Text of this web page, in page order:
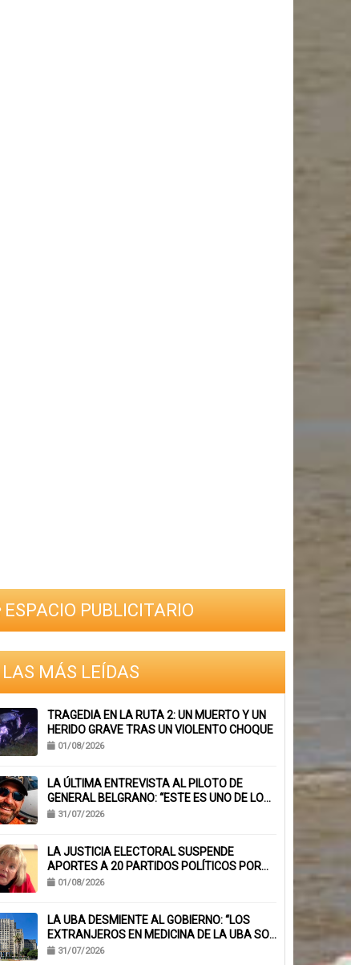
ESPACIO PUBLICITARIO
LAS MÁS LEÍDAS
TRAGEDIA EN LA RUTA 2: UN MUERTO Y UN
HERIDO GRAVE TRAS UN VIOLENTO CHOQUE
01/08/2026
LA ÚLTIMA ENTREVISTA AL PILOTO DE
GENERAL BELGRANO: “ESTE ES UNO DE LOS
TRABAJOS CON MÁS RIESGO”
31/07/2026
LA JUSTICIA ELECTORAL SUSPENDE
APORTES A 20 PARTIDOS POLÍTICOS POR
FALTA DE BALANCES
01/08/2026
LA UBA DESMIENTE AL GOBIERNO: “LOS
EXTRANJEROS EN MEDICINA DE LA UBA SON
EL 6,1%, NO EL 40%”
31/07/2026